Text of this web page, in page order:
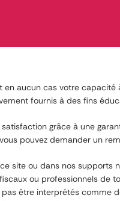
en aucun cas votre
fournis à des fins
grâce à une
pouvez demander un
site ou dans nos supports
ou professionnels de
être interprétés comme